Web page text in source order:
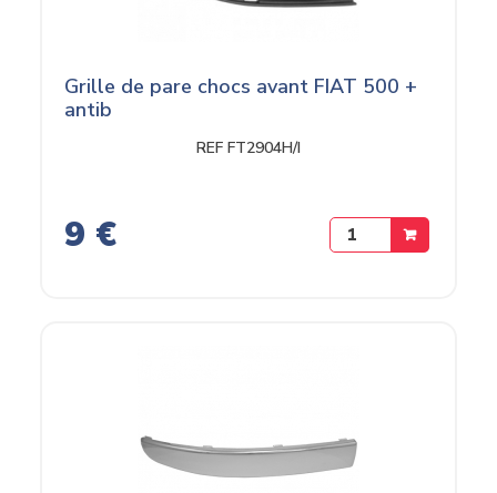
Grille de pare chocs avant FIAT 500 +
antib
REF FT2904H/I
9 €